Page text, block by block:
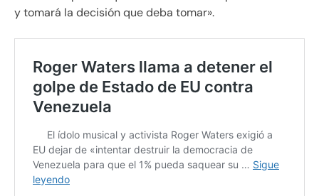
y tomará la decisión que deba tomar».